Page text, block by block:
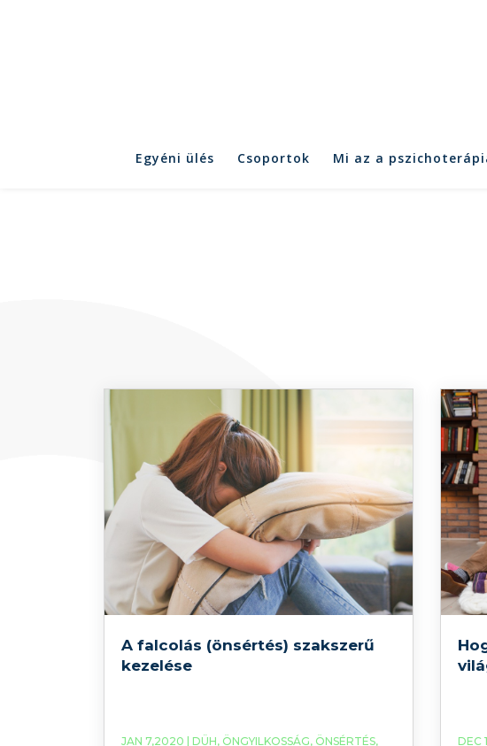
Egyéni ülés Csoportok Mi az a
A falcolás (önsértés) szakszerű
kezelése
JAN 7,2020 | DÜH, ÖNGYILKOSSÁG, ÖNSÉRTÉS,
DEC